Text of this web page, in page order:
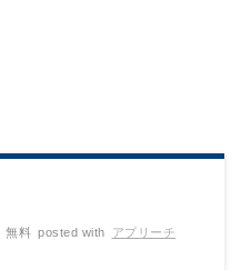
無料 posted with アプリーチ